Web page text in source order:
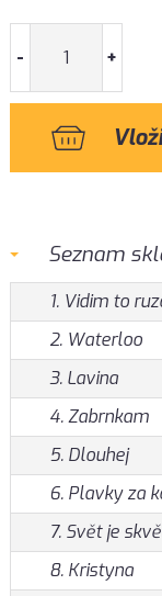
- +
Seznam
1. Vidim to
2. Waterloo
3. Lavina
4. Zabrnkam
5. Dlouhej
6. Plavky za
7. Svět je
8. Kristyna